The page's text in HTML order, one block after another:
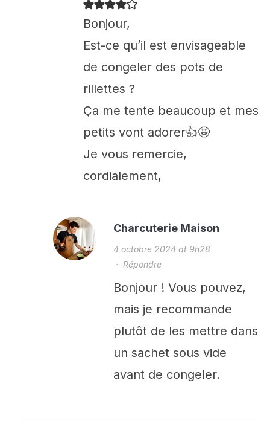
Bonjour,
Est-ce qu’il est envisageable
de congeler des pots de
rillettes ?
Ça me tente beaucoup et mes
petits vont adorer👍🤩
Je vous remercie,
cordialement,
Charcuterie Maison
4 octobre 2024 at 9h28
· Répondre
Bonjour ! Vous pouvez,
mais je recommande
plutôt de les mettre dans
un sachet sous vide
avant de congeler.